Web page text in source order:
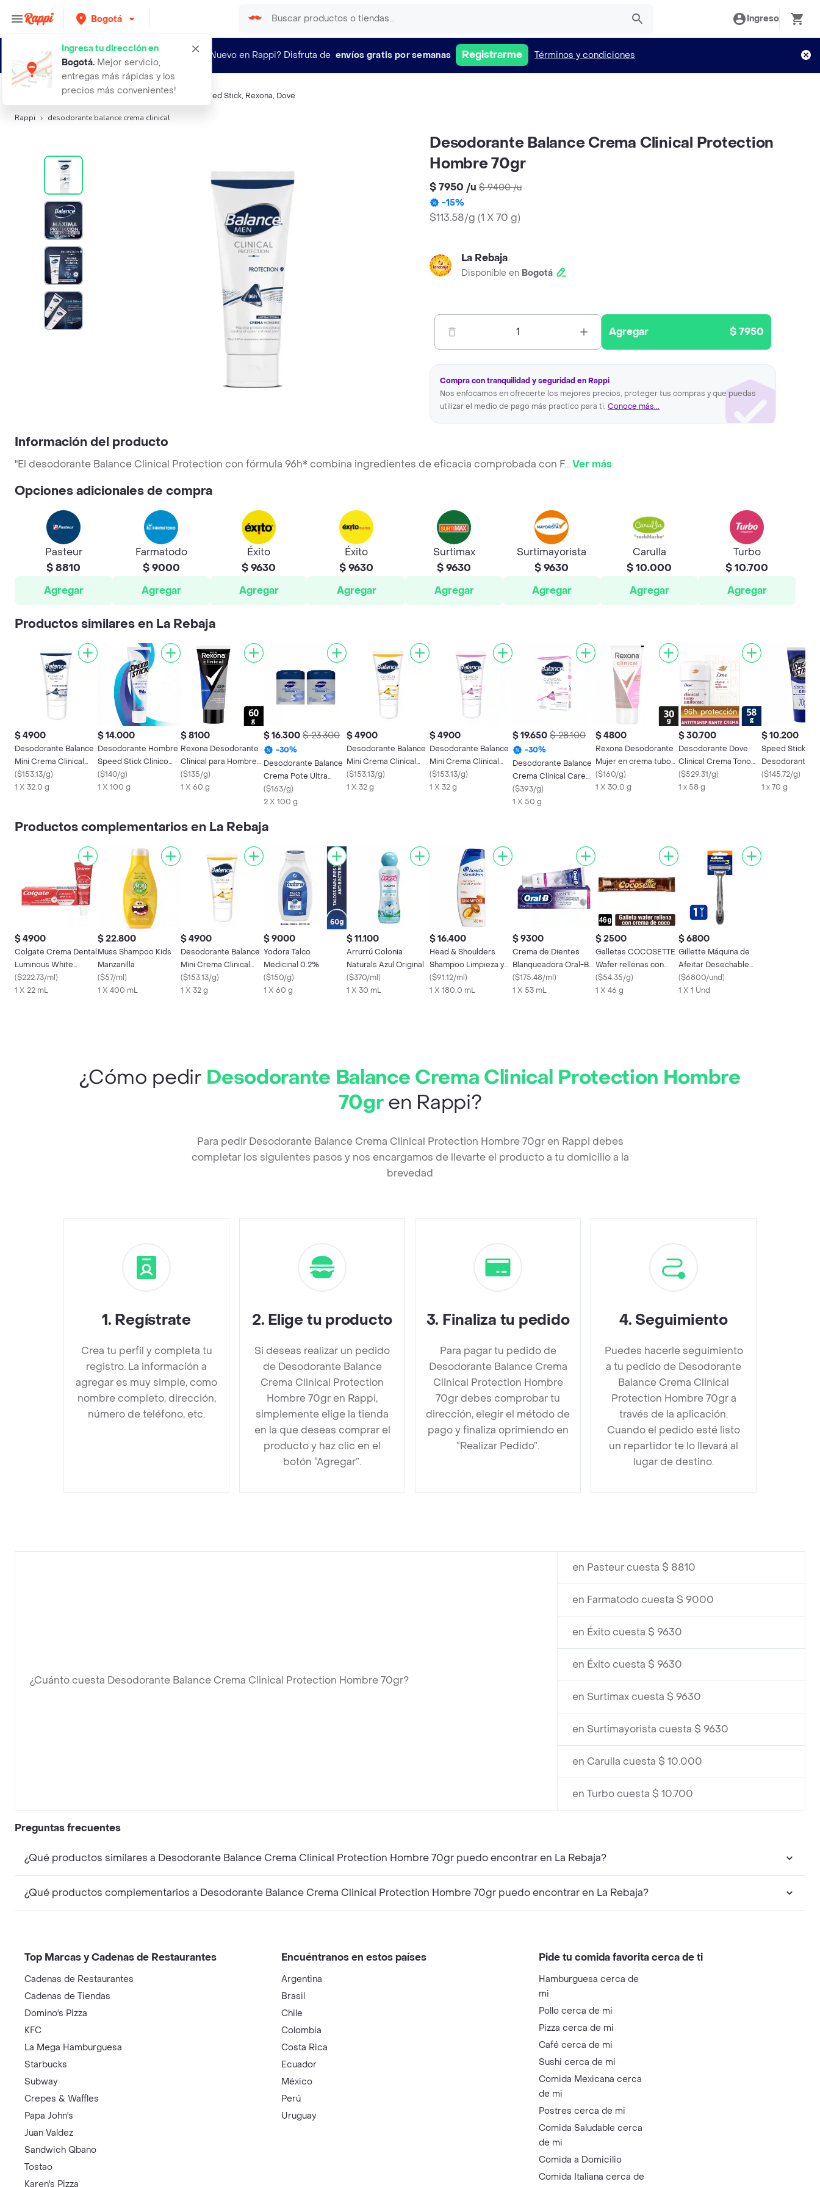
Bogotá
Ingresa tu dirección en
Bogotá. Mejor servicio,
entregas más rápidas y los
precios más convenientes!
Ingreso
¿Nuevo en Rappi? Disfruta de envíos gratis por semanas Registrarme Términos y condiciones
Búsquedas relacionadas:Desodorantes,Balance Speed Stick, Rexona, Dove
Rappi desodorante balance crema clinical
Desodorante Balance Crema Clinical Protection
Hombre 70gr
$ 7950 /u $ 9400/u
-15%
$113.58/g (1 X 70 g)
La Rebaja
Disponible en Bogotá
1 Agregar $ 7950
Compra con tranquilidad y seguridad en Rappi
Nos enfocamos en ofrecerte los mejores precios, proteger tus compras y que puedas
utilizar el medio de pago más practico para ti. Conoce más...
Información del producto
"El desodorante Balance Clinical Protection con fórmula 96h* combina ingredientes de eficacia comprobada con F...Ver más
Opciones adicionales de compra
Pasteur
$ 8810
Agregar
Farmatodo
$ 9000
Agregar
Éxito
$ 9630
Agregar
Éxito
$ 9630
Agregar
Surtimax
$ 9630
Agregar
Surtimayorista
$ 9630
Agregar
Carulla
$ 10.000
Agregar
Turbo
$ 10.700
Agregar
Productos similares en La Rebaja
$ 4900
Desodorante Balance
Mini Crema Clinical
Protection Hombre
30Gr
($153.13/g)
1 X 32.0 g
$ 14.000
Desodorante Hombre
Speed Stick Clinico
Antitranspirante Tubo
100g
($140/g)
1 X 100 g
$ 8100
Rexona Desodorante
Clinical para Hombre
en Crema
($135/g)
1 X 60 g
$ 16.300 $ 23.300
-30%
Desodorante Balance
Crema Pote Ultra
Protection Hombre
2x100Gr
($163/g)
2 X 100 g
$ 4900
Desodorante Balance
Mini Crema Clinical
Invisible Unisex 30Gr
($153.13/g)
1 X 32 g
$ 4900
Desodorante Balance
Mini Crema Clinical
Care Mujer 30Gr
($153.13/g)
1 X 32 g
$ 19.650 $ 28.100
-30%
Desodorante Balance
Crema Clinical Care
Mujer 50gr
($393/g)
1 X 50 g
$ 4800
Rexona Desodorante
Mujer en crema tubo
clinical clean
($160/g)
1 X 30.0 g
$ 30.700
Desodorante Dove
Clinical Crema Tono
58g
($529.31/g)
1 x 58 g
$ 10.200
Speed Stick
Desodorante
($145.72/g)
1 x 70 g
Productos complementarios en La Rebaja
$ 4900
Colgate Crema Dental
Luminous White
Brilliant
($222.73/ml)
1 X 22 mL
$ 22.800
Muss Shampoo Kids
Manzanilla
($57/ml)
1 X 400 mL
$ 4900
Desodorante Balance
Mini Crema Clinical
Invisible Unisex 30Gr
($153.13/g)
1 X 32 g
$ 9000
Yodora Talco
Medicinal 0.2%
($150/g)
1 X 60 g
$ 11.100
Arrurrú Colonia
Naturals Azul Original
($370/ml)
1 X 30 mL
$ 16.400
Head & Shoulders
Shampoo Limpieza y
Revitalizacion Aceite
Argán
($91.12/ml)
1 X 180.0 mL
$ 9300
Crema de Dientes
Blanqueadora Oral-B
3D White Brilliant
($175.48/ml)
1 X 53 mL
$ 2500
Galletas COCOSETTE
Wafer rellenas con
crema de coco x 46g
($54.35/g)
1 X 46 g
$ 6800
Gillette Máquina de
Afeitar Desechable
Prestobarba 3
($6800/und)
1 X 1 Und
¿Cómo pedir Desodorante Balance Crema Clinical Protection Hombre
70gren Rappi?
Para pedir Desodorante Balance Crema Clinical Protection Hombre 70gr en Rappi debes
completar los siguientes pasos y nos encargamos de llevarte el producto a tu domicilio a la
brevedad
1. Regístrate
Crea tu perfil y completa tu
registro. La información a
agregar es muy simple, como
nombre completo, dirección,
número de teléfono, etc.
2. Elige tu producto
Si deseas realizar un pedido
de Desodorante Balance
Crema Clinical Protection
Hombre 70gr en Rappi,
simplemente elige la tienda
en la que deseas comprar el
producto y haz clic en el
botón “Agregar”.
3. Finaliza tu pedido
Para pagar tu pedido de
Desodorante Balance Crema
Clinical Protection Hombre
70gr debes comprobar tu
dirección, elegir el método de
pago y finaliza oprimiendo en
“Realizar Pedido”.
4. Seguimiento
Puedes hacerle seguimiento
a tu pedido de Desodorante
Balance Crema Clinical
Protection Hombre 70gr a
través de la aplicación.
Cuando el pedido esté listo
un repartidor te lo llevará al
lugar de destino.
¿Cuánto cuesta Desodorante Balance Crema Clinical Protection Hombre 70gr?
en Pasteur cuesta $ 8810
en Farmatodo cuesta $ 9000
en Éxito cuesta $ 9630
en Éxito cuesta $ 9630
en Surtimax cuesta $ 9630
en Surtimayorista cuesta $ 9630
en Carulla cuesta $ 10.000
en Turbo cuesta $ 10.700
Preguntas frecuentes
¿Qué productos similares a Desodorante Balance Crema Clinical Protection Hombre 70gr puedo encontrar en La Rebaja?
¿Qué productos complementarios a Desodorante Balance Crema Clinical Protection Hombre 70gr puedo encontrar en La Rebaja?
Top Marcas y Cadenas de Restaurantes
Cadenas de Restaurantes
Cadenas de Tiendas
Domino's Pizza
KFC
La Mega Hamburguesa
Starbucks
Subway
Crepes & Waffles
Papa John's
Juan Valdez
Sandwich Qbano
Tostao
Karen's Pizza
Encuéntranos en estos países
Argentina
Brasil
Chile
Colombia
Costa Rica
Ecuador
México
Perú
Uruguay
Pide tu comida favorita cerca de ti
Hamburguesa cerca de
mi
Pollo cerca de mi
Pizza cerca de mi
Café cerca de mi
Sushi cerca de mi
Comida Mexicana cerca
de mi
Postres cerca de mi
Comida Saludable cerca
de mi
Comida a Domicilio
Comida Italiana cerca de